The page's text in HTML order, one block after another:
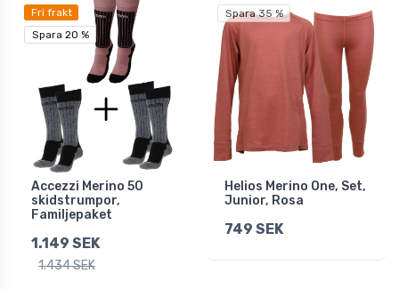
Fri frakt
Spara 20 %
Spara 20 %
Accezzi Merino 50
skidstrumpor,
Familjepaket
1.149 SEK
1.434 SEK
Spara 35 %
Helios Merino One, Set,
Junior, Rosa
749 SEK